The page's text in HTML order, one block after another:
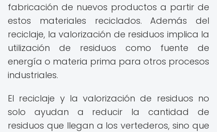
fabricación de nuevos productos a partir de
estos materiales reciclados. Además del
reciclaje, la valorización de residuos implica la
utilización de residuos como fuente de
energía o materia prima para otros procesos
industriales.
El reciclaje y la valorización de residuos no
solo ayudan a reducir la cantidad de
residuos que llegan a los vertederos, sino que